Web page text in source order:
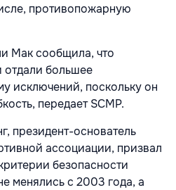
противопожарную
Мак сообщила, что
отдали большее
исключений, поскольку он
передает SCMP.
президент-основатель
ассоциации, призвал
безопасности
менялись с 2003 года, а